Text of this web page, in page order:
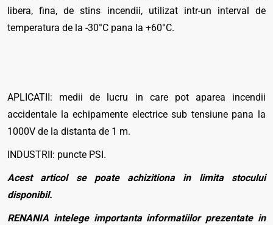
libera, fina, de stins incendii, utilizat intr-un interval de
temperatura de la -30°C pana la +60°C.
APLICATII: medii de lucru in care pot aparea incendii
accidentale la echipamente electrice sub tensiune pana la
1000V de la distanta de 1 m.
INDUSTRII: puncte PSI.
Acest articol se poate achizitiona in limita stocului
disponibil.
RENANIA intelege importanta informatiilor prezentate in